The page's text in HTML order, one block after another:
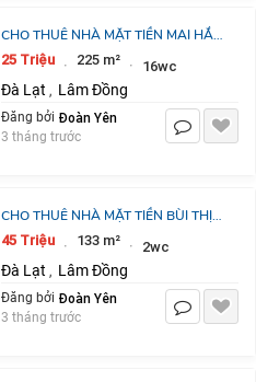
CHO THUÊ NHÀ MẶT TIỀN MAI HẮC
ĐẾ, PHƯỜNG 6, ĐÀ LẠT 25
25 Triệu · 225 m² · 16wc
Đà Lạt , Lâm Đồng
Đăng bởi Đoàn Yên
3 tháng trước
CHO THUÊ NHÀ MẶT TIỀN BÙI THỊ
XUÂN PHƯỜNG 2 ĐÀ LẠT 45
45 Triệu · 133 m² · 2wc
Đà Lạt , Lâm Đồng
Đăng bởi Đoàn Yên
3 tháng trước